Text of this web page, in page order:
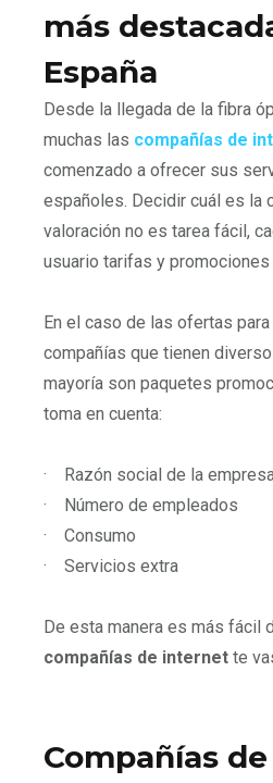
más
España
Desde la llegada de la fibra
muchas las compañías de
comenzado a ofrecer sus
españoles. Decidir cuál es la
valoración no es tarea fácil,
usuario tarifas y
En el caso de las ofertas
compañías que tienen
mayoría son paquetes
toma en cuenta:
·
Razón social de la
·
Número de empleados
·
Consumo
·
Servicios extra
De esta manera es más fácil
compañías de internet te
Compañías